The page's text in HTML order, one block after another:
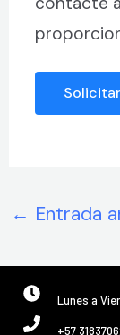
← Entrada
Lunes a
+57